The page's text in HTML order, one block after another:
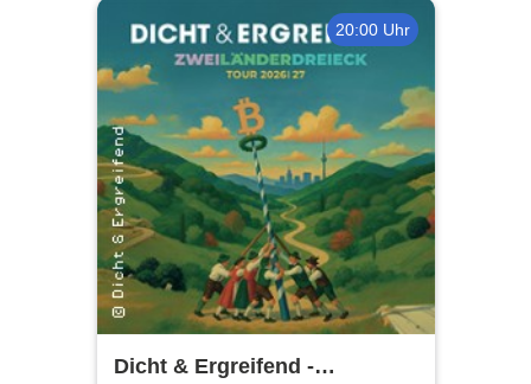
20:00 Uhr
Dicht & Ergreifend -